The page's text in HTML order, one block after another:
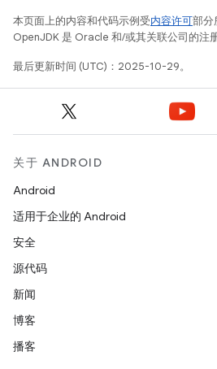
本页面上的内容和代码示例受内容许可部分
OpenJDK 是 Oracle 和/或其关联公司的注册
最后更新时间 (UTC)：2025-10-29。
关于 ANDROID
Android
适用于企业的 Android
安全
源代码
新闻
博客
播客